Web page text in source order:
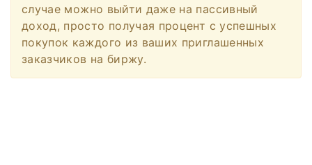
случае можно выйти даже на пассивный
доход, просто получая процент с успешных
покупок каждого из ваших приглашенных
заказчиков на биржу.